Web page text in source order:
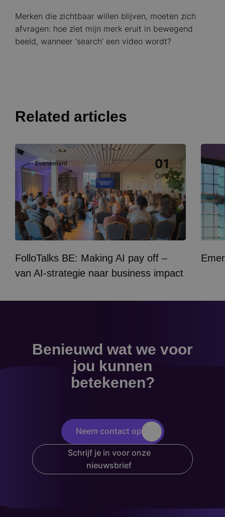
Merken die zichtbaar willen blijven, moeten zich
afvragen: hoe ziet mijn merk eruit in bewegend
beeld, wanneer ‘search’ een video wordt?
Related articles
Evenement 01
OKT
Image
FolloTalks BE: Making AI pay off –
van AI-strategie naar business impact
Benieuwd wat we voor
jou kunnen
betekenen?
Neem contact op
Schrijf je in voor onze
nieuwsbrief